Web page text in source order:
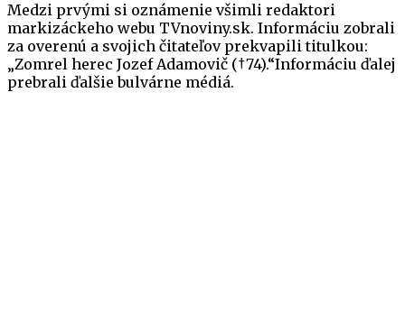
Medzi prvými si oznámenie všimli redaktori
markizáckeho webu TVnoviny.sk. Informáciu zobrali
za overenú a svojich čitateľov prekvapili titulkou:
„Zomrel herec Jozef Adamovič (†74).“Informáciu ďalej
prebrali ďalšie bulvárne médiá.